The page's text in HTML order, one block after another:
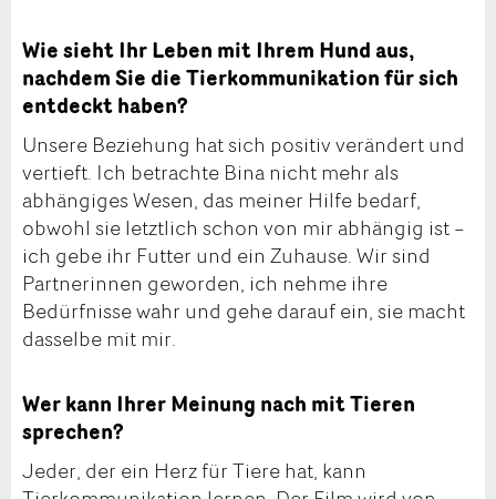
Wie sieht Ihr Leben mit Ihrem Hund aus,
nachdem Sie die Tierkommunikation für sich
entdeckt haben?
Unsere Beziehung hat sich positiv verändert und
vertieft. Ich betrachte Bina nicht mehr als
abhängiges Wesen, das meiner Hilfe bedarf,
obwohl sie letztlich schon von mir abhängig ist –
ich gebe ihr Futter und ein Zuhause. Wir sind
Partnerinnen geworden, ich nehme ihre
Bedürfnisse wahr und gehe darauf ein, sie macht
dasselbe mit mir.
Wer kann Ihrer Meinung nach mit Tieren
sprechen?
Jeder, der ein Herz für Tiere hat, kann